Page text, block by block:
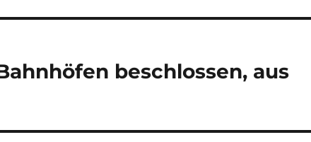
beschlossen, aus